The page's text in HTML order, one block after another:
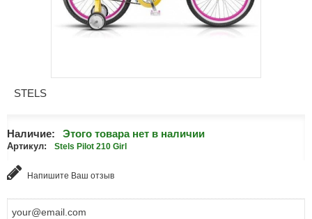
STELS
Наличие: Этого товара нет в наличии
Артикул: Stels Pilot 210 Girl
Напишите Ваш отзыв